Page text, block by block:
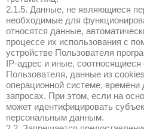
предусмотренных
данных из cookies
1.6. Отключение и/
по приему данных из
обработку КПБС
1.7. При обработке
Законом № 152-ФЗ,
российским